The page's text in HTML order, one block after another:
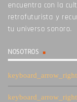
encuentra con la
retrofuturista y
tu universo sonoro.
NOSOTROS